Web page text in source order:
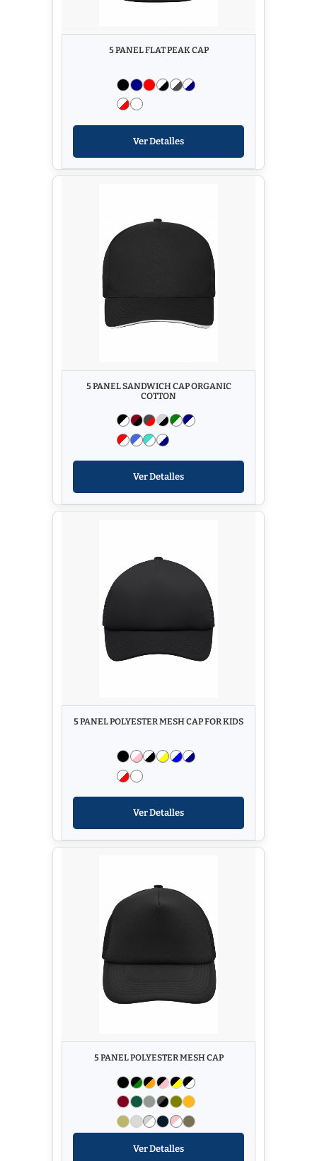
5 PANEL FLAT PEAK CAP
Ver Detalles
5 PANEL SANDWICH CAP ORGANIC
COTTON
Ver Detalles
5 PANEL POLYESTER MESH CAP FOR KIDS
Ver Detalles
5 PANEL POLYESTER MESH CAP
Ver Detalles